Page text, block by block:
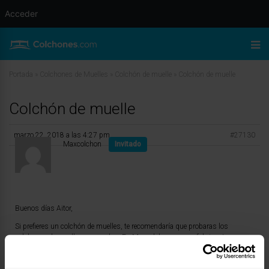
Colchón de muelle
marzo 22, 2018 a las 4:27 pm
#27130
Maxcolchon
Invitado
Buenos días Aitor,
Si prefieres un colchón de muelles, te recomendaría que probaras los
colchones de muelles ensacados. En Maxcolchon somos fabricantes
propios, y nuestros colchones de muelles los fabricamos con este tipo de
Acceder